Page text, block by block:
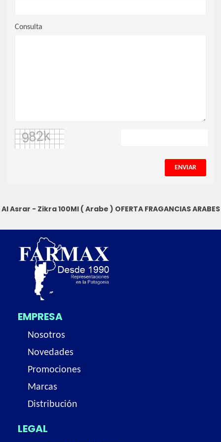
Consulta
ENVIAR
Al Asrar - Zikra 100Ml ( Arabe ) OFERTA FRAGANCIAS ARABES
EMPRESA
Nosotros
Novedades
Promociones
Marcas
Distribución
LEGAL